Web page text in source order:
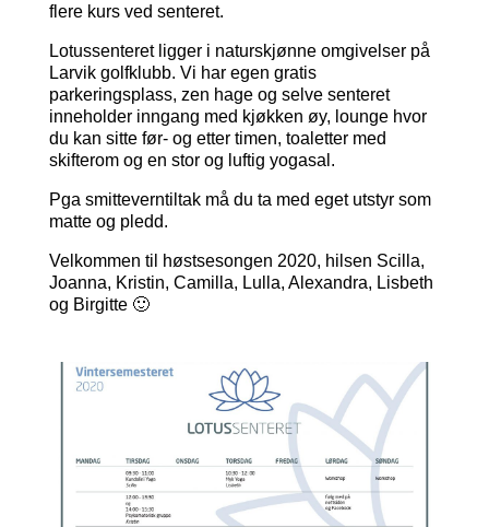
flere kurs ved senteret.
Lotussenteret ligger i naturskjønne omgivelser på
Larvik golfklubb. Vi har egen gratis
parkeringsplass, zen hage og selve senteret
inneholder inngang med kjøkken øy, lounge hvor
du kan sitte før- og etter timen, toaletter med
skifterom og en stor og luftig yogasal.
Pga smitteverntiltak må du ta med eget utstyr som
matte og pledd.
Velkommen til høstsesongen 2020, hilsen Scilla,
Joanna, Kristin, Camilla, Lulla, Alexandra, Lisbeth
og Birgitte 🙂